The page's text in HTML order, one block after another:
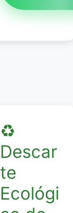
♻️
Descar
te
Ecológi